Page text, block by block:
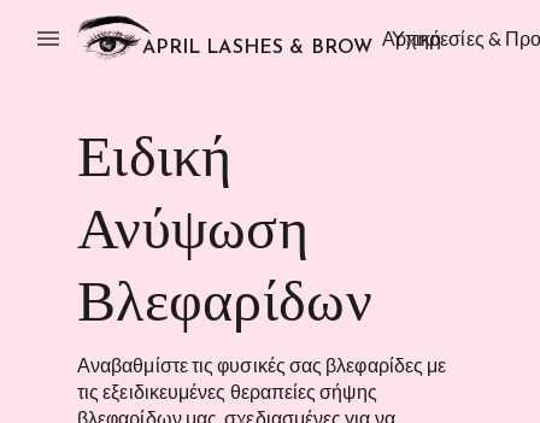
menu APRIL LASHES & BROW Αρχική
Υπηρεσίες &
Ειδική
Ανύψωση
Βλεφαρίδων
Αναβαθμίστε τις φυσικές σας βλεφαρίδες με
τις εξειδικευμένες θεραπείες σήψης
βλεφαρίδων μας, σχεδιασμένες για να